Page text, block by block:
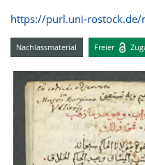
https://purl.uni-
Nachlassmaterial Freier